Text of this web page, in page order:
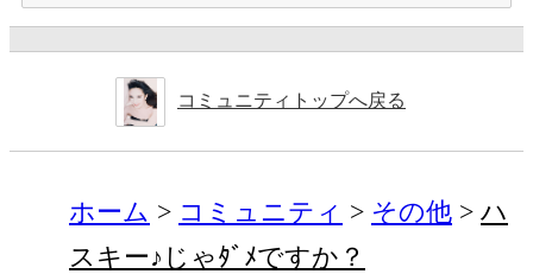
コミュニティトップへ戻る
ホーム コミュニティ その他
ハ
スキー♪じゃﾀﾞﾒですか？